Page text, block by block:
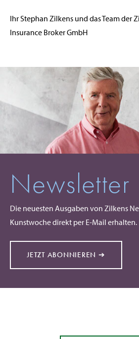
Ihr Stephan Zilkens und das Team der
Insurance Broker GmbH
Newsletter
Die neuesten Ausgaben von Zilkens
Kunstwoche direkt per E-Mail erhalten.
JETZT ABONNIEREN ➔